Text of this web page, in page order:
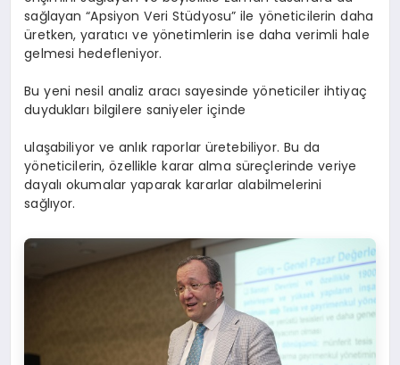
sağlayan “Apsiyon Veri Stüdyosu” ile yöneticilerin daha
üretken, yaratıcı ve yönetimlerin ise daha verimli hale
gelmesi hedefleniyor.
Bu yeni nesil analiz aracı sayesinde yöneticiler ihtiyaç
duydukları bilgilere saniyeler içinde
ulaşabiliyor ve anlık raporlar üretebiliyor. Bu da
yöneticilerin, özellikle karar alma süreçlerinde veriye
dayalı okumalar yaparak kararlar alabilmelerini
sağlıyor.